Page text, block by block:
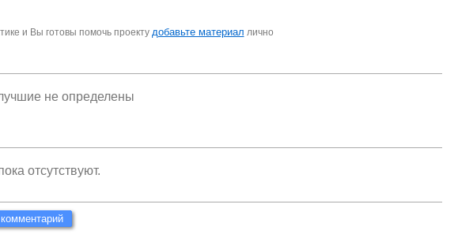
и Вы готовы помочь проекту добавьте материал лично
не определены
отсутствуют.